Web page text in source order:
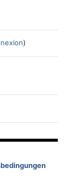
)